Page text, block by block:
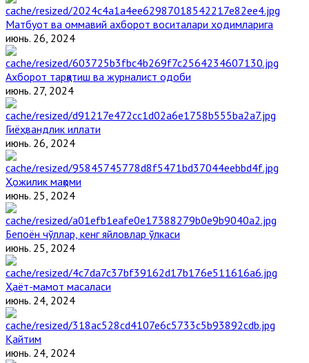
Матбуот ва оммавий ахборот воситалари ходимларига
июнь. 26, 2024
Ахборот тарқатиш ва журналист одоби
июнь. 27, 2024
Гиёҳвандлик иллати
июнь. 26, 2024
Ҳожилик мақоми
июнь. 25, 2024
Бепоён чўллар, кенг яйловлар ўлкаси
июнь. 25, 2024
Ҳаёт-мамот масаласи
июнь. 24, 2024
Қайтим
июнь. 24, 2024